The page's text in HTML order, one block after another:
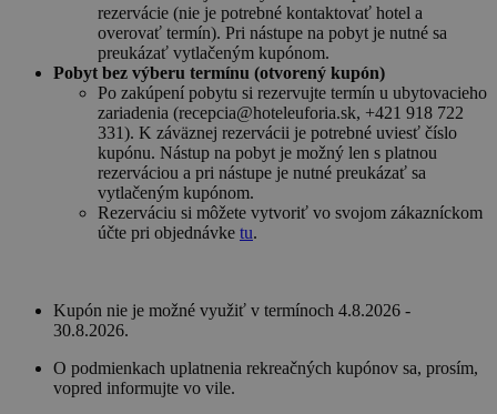
rezervácie (nie je potrebné kontaktovať hotel a
overovať termín). Pri nástupe na pobyt je nutné sa
preukázať vytlačeným kupónom.
Pobyt bez výberu termínu (otvorený kupón)
Po zakúpení pobytu si rezervujte termín u ubytovacieho
zariadenia (recepcia@hoteleuforia.sk, +421 918 722
331). K záväznej rezervácii je potrebné uviesť číslo
kupónu. Nástup na pobyt je možný len s platnou
rezerváciou a pri nástupe je nutné preukázať sa
vytlačeným kupónom.
Rezerváciu si môžete vytvoriť vo svojom zákazníckom
účte pri objednávke tu.
Kupón nie je možné využiť v termínoch 4.8.2026 -
30.8.2026.
O podmienkach uplatnenia rekreačných kupónov sa, prosím,
vopred informujte vo vile.